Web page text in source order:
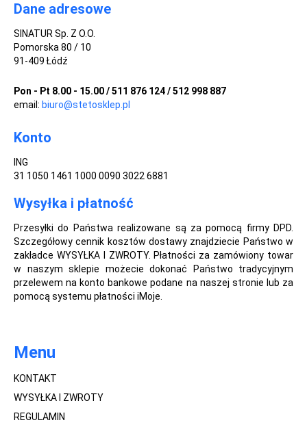
Dane adresowe
SINATUR Sp. Z O.O.
Pomorska 80 / 10
91-409 Łódź
Pon - Pt 8.00 - 15.00 / 511 876 124 / 512 998 887
email: biuro@stetosklep.pl
Konto
ING
31 1050 1461 1000 0090 3022 6881
Wysyłka i płatność
Przesyłki do Państwa realizowane są za pomocą firmy DPD.
Szczegółowy cennik kosztów dostawy znajdziecie Państwo w
zakładce WYSYŁKA I ZWROTY. Płatności za zamówiony towar
w naszym sklepie możecie dokonać Państwo tradycyjnym
przelewem na konto bankowe podane na naszej stronie lub za
pomocą systemu płatności iMoje.
Menu
KONTAKT
WYSYŁKA I ZWROTY
REGULAMIN